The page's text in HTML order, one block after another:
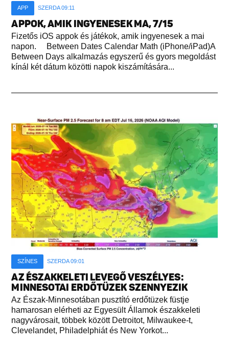
APP SZERDA 09:11
APPOK, AMIK INGYENESEK MA, 7/15
Fizetős iOS appok és játékok, amik ingyenesek a mai
napon. Between Dates Calendar Math (iPhone/iPad)A
Between Days alkalmazás egyszerű és gyors megoldást
kínál két dátum közötti napok kiszámítására...
SZÍNES SZERDA 09:01
AZ ÉSZAKKELETI LEVEGŐ VESZÉLYES:
MINNESOTAI ERDŐTÜZEK SZENNYEZIK
Az Észak-Minnesotában pusztító erdőtüzek füstje
hamarosan elérheti az Egyesült Államok északkeleti
nagyvárosait, többek között Detroitot, Milwaukee-t,
Clevelandet, Philadelphiát és New Yorkot...